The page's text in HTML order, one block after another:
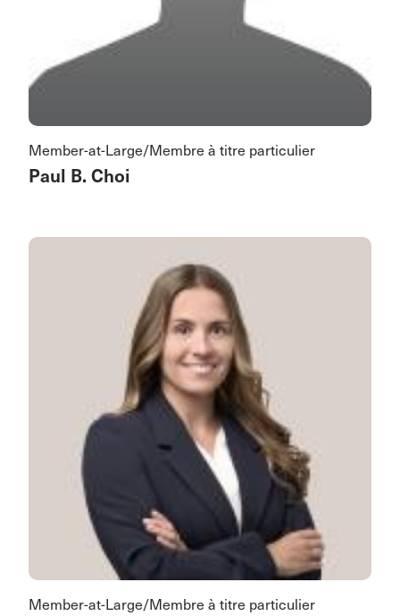
Member-at-Large/Membre à titre particulier
Paul B. Choi
Member-at-Large/Membre à titre particulier